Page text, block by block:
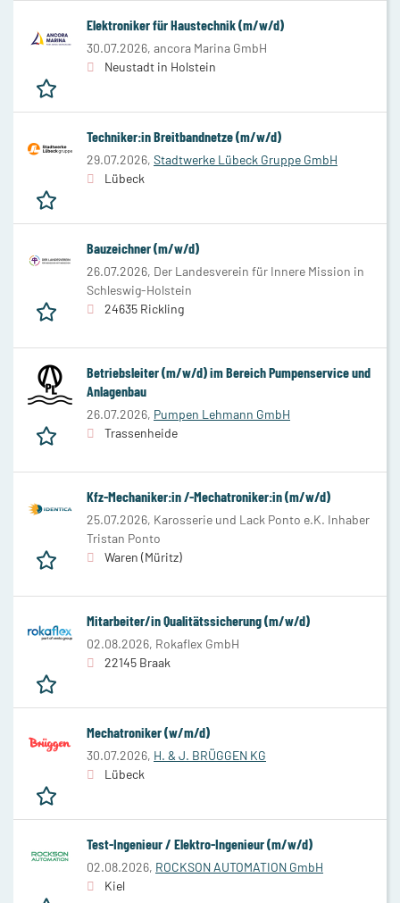
Elektroniker für Haustechnik (m/w/d)
30.07.2026, ancora Marina GmbH
Neustadt in Holstein
Techniker:in Breitbandnetze (m/w/d)
29.07.2026, Stadtwerke Lübeck Gruppe GmbH
Lübeck
Bauzeichner (m/w/d)
26.07.2026, Der Landesverein für Innere Mission in
Schleswig-Holstein
24635 Rickling
Betriebsleiter (m/w/d) im Bereich Pumpenservice und
Anlagenbau
26.07.2026, Pumpen Lehmann GmbH
Trassenheide
Kfz-Mechaniker:in /-Mechatroniker:in (m/w/d)
25.07.2026, Karosserie und Lack Ponto e.K. Inhaber
Tristan Ponto
Waren (Müritz)
Mitarbeiter/in Qualitätssicherung (m/w/d)
02.08.2026, Rokaflex GmbH
22145 Braak
Mechatroniker (w/m/d)
30.07.2026, H. & J. BRÜGGEN KG
Lübeck
Test-Ingenieur / Elektro-Ingenieur (m/w/d)
02.08.2026, ROCKSON AUTOMATION GmbH
Kiel